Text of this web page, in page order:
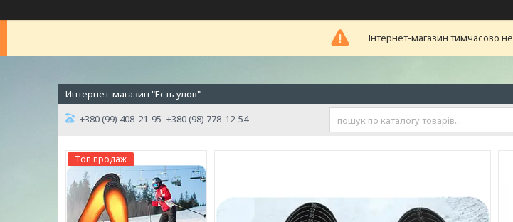
Інтернет-магазин тимчасово
Интернет-магазин "Есть улов"
+380 (99) 408-21-95 +380 (98) 778-12-54
Топ продаж